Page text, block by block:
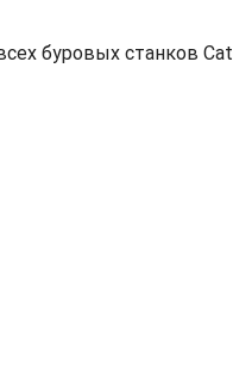
буровых станков Cat